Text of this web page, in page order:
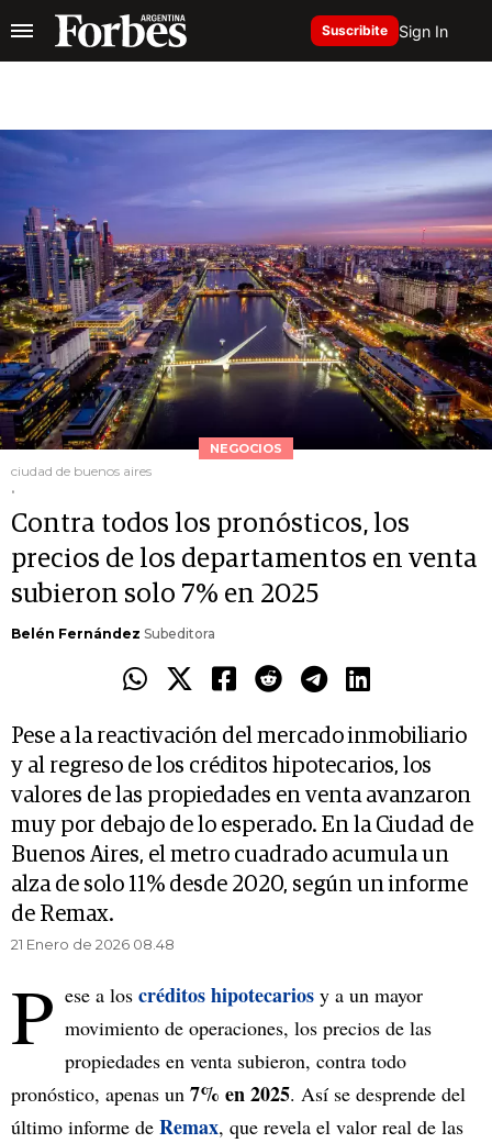
Suscribite Sign In
NEGOCIOS
ciudad de buenos aires
.
Contra todos los pronósticos, los
precios de los departamentos en venta
subieron solo 7% en 2025
Belén Fernández Subeditora
Pese a la reactivación del mercado inmobiliario
y al regreso de los créditos hipotecarios, los
valores de las propiedades en venta avanzaron
muy por debajo de lo esperado. En la Ciudad de
Buenos Aires, el metro cuadrado acumula un
alza de solo 11% desde 2020, según un informe
de Remax.
21 Enero de 2026 08.48
P ese a los créditos hipotecarios y a un mayor
movimiento de operaciones, los precios de las
propiedades en venta subieron, contra todo
pronóstico, apenas un 7% en 2025. Así se desprende del
último informe de Remax, que revela el valor real de las